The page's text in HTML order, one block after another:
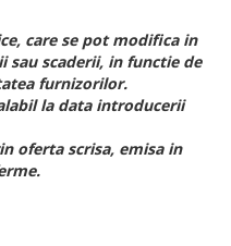
care se pot modifica in
sau scaderii, in functie de
furnizorilor.
la data introducerii
oferta scrisa, emisa in